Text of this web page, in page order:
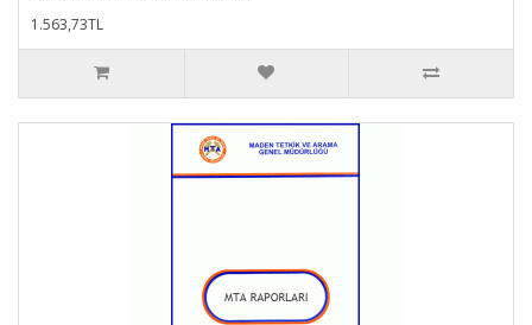
1.563,73TL